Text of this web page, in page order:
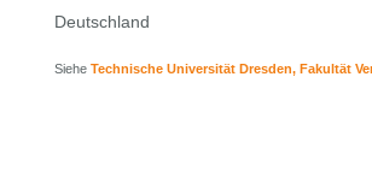
Deutschland
Siehe Technische Universität Dresden, Fakultät